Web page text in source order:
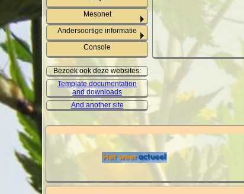
Mesonet
Andersoortige informatie
Console
Bezoek ook deze websites:
Template documentation
and downloads
And another site